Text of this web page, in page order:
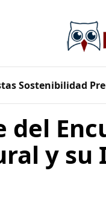
Sostenibilidad
del
y su